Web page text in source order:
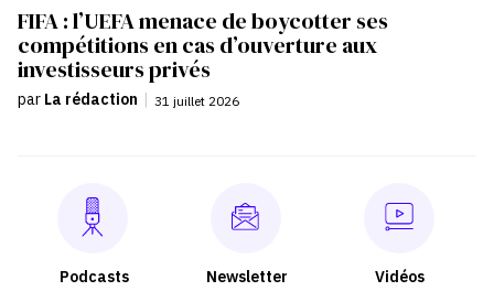
FIFA : l’UEFA menace de boycotter ses
compétitions en cas d’ouverture aux
investisseurs privés
par La rédaction | 31 juillet 2026
Podcasts Newsletter Vidéos